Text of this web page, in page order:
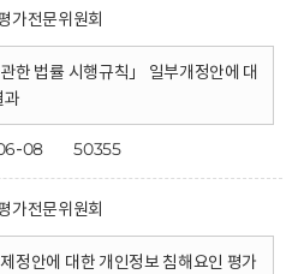
가전문위원회
한 법률 시행규칙」 일부개정안에 대
과
08 50355
가전문위원회
정안에 대한 개인정보 침해요인 평가